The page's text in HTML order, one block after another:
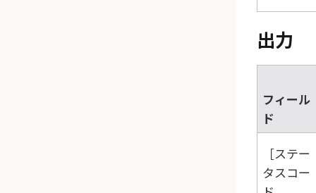
出力
フィール
ド
ステー
タスコー